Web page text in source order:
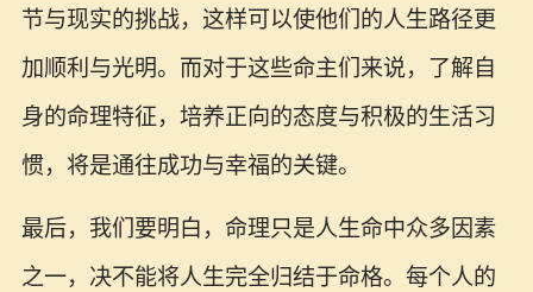
节与现实的挑战，这样可以使他们的人生路径更
加顺利与光明。而对于这些命主们来说，了解自
身的命理特征，培养正向的态度与积极的生活习
惯，将是通往成功与幸福的关键。
最后，我们要明白，命理只是人生命中众多因素
之一，决不能将人生完全归结于命格。每个人的